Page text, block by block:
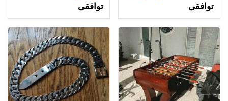
توافقی توافقی